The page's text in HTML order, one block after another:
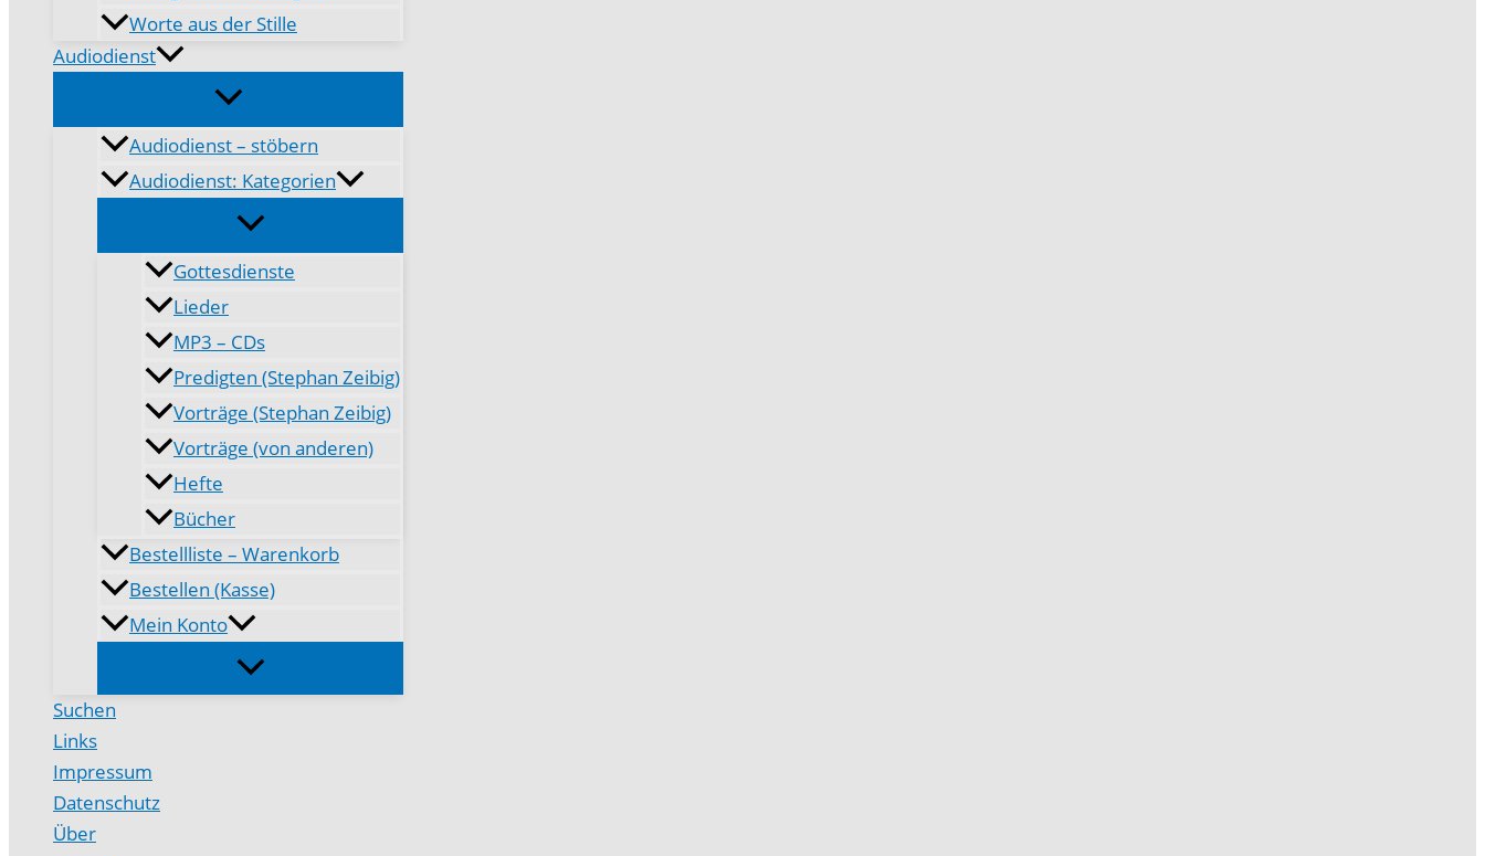
Worte aus der Stille
Audiodienst
Audiodienst – stöbern
Audiodienst: Kategorien
Gottesdienste
Lieder
MP3 – CDs
Predigten (Stephan Zeibig)
Vorträge (Stephan Zeibig)
Vorträge (von anderen)
Hefte
Bücher
Bestellliste – Warenkorb
Bestellen (Kasse)
Mein Konto
Suchen
Links
Impressum
Datenschutz
Über